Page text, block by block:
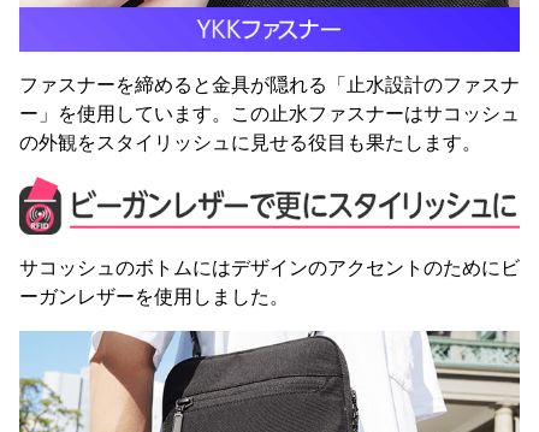
ファスナーを締めると金具が隠れる「止水設計のファスナ
ー」を使用しています。この止水ファスナーはサコッシュ
の外観をスタイリッシュに見せる役目も果たします。
サコッシュのボトムにはデザインのアクセントのためにビ
ーガンレザーを使用しました。